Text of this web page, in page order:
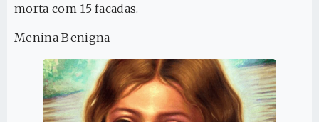
morta com 15 facadas.
Menina Benigna